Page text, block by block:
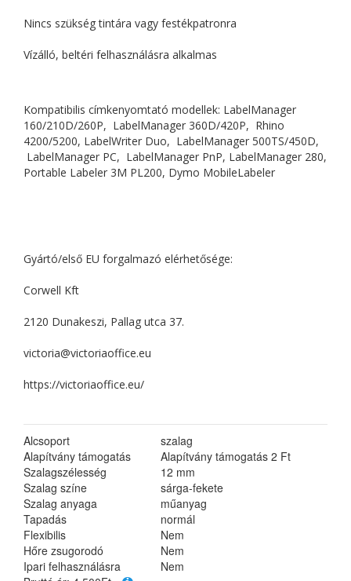
Nincs szükség tintára vagy festékpatronra
Vízálló, beltéri felhasználásra alkalmas
Kompatibilis címkenyomtató modellek: LabelManager
160/210D/260P, LabelManager 360D/420P, Rhino
4200/5200, LabelWriter Duo, LabelManager 500TS/450D,
LabelManager PC, LabelManager PnP, LabelManager 280,
Portable Labeler 3M PL200, Dymo MobileLabeler
Gyártó/első EU forgalmazó elérhetősége:
Corwell Kft
2120 Dunakeszi, Pallag utca 37.
victoria@victoriaoffice.eu
https://victoriaoffice.eu/
Alcsoport
szalag
Alapítvány támogatás
Alapítvány támogatás 2 Ft
Szalagszélesség
12 mm
Szalag színe
sárga-fekete
Szalag anyaga
műanyag
Tapadás
normál
Flexibilis
Nem
Hőre zsugorodó
Nem
Ipari felhasználásra
Nem